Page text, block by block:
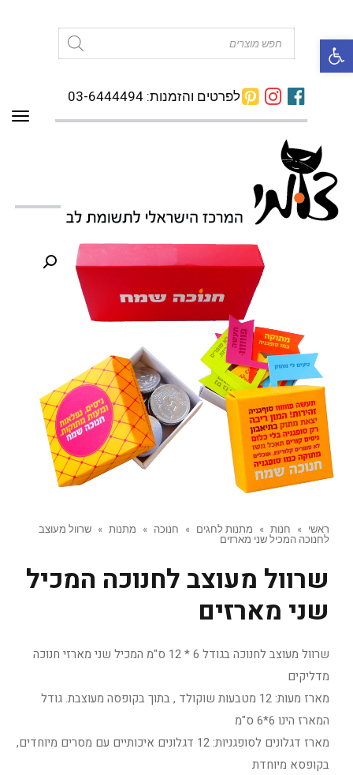
פתח סרגל נגישות
לפרטים והזמנות: 03-6444494
ראשי » חנות » מתנות לחגים » חנוכה » מתנות » שרוול מעוצב
לחנוכה המכיל שני מארזים
שרוול מעוצב לחנוכה המכיל
שני מארזים
שרוול מעוצב לחנוכה בגודל 6 * 12 ס"מ המכיל שני מארזי חנוכה
מדליקים
מארז מעות: 12 מטבעות שוקולד , בתוך בקופסה מעוצבת. גודל
המארז הינו 6*6 ס"מ
מארז דגלונים לסופגניות: 12 דגלונים איכותיים עם מסרים מיוחדים,
בקופסא מיוחדת